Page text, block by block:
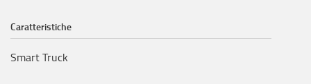
Caratteristiche
Smart Truck